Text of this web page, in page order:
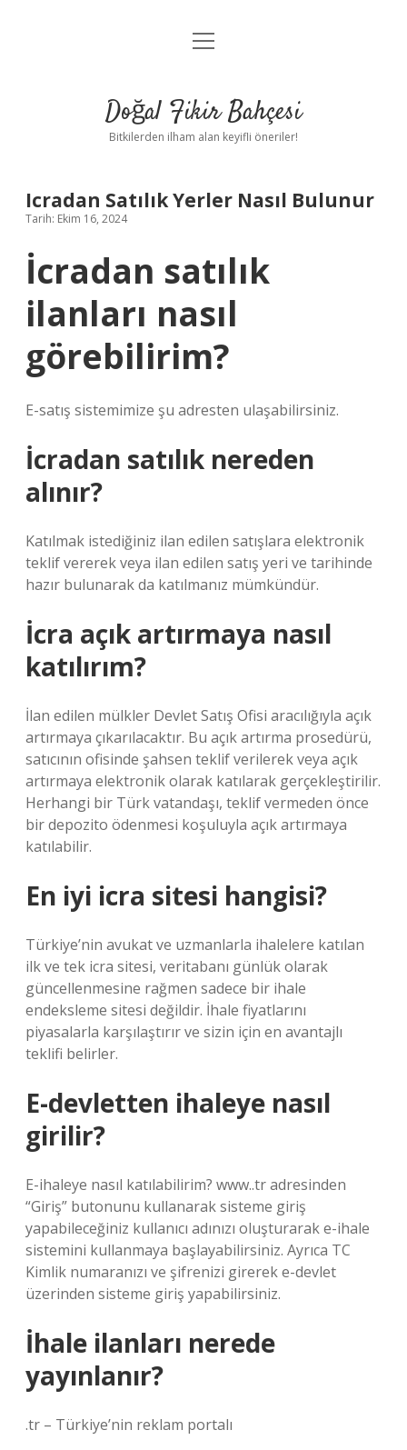
Anasayfa
Yasal Uyarı
menüyü
Doğal Fikir Bahçesi
Bitkilerden ilham alan keyifli öneriler!
Icradan Satılık Yerler Nasıl Bulunur
Tarih: Ekim 16, 2024
İcradan satılık
ilanları nasıl
görebilirim?
E-satış sistemimize şu adresten ulaşabilirsiniz.
İcradan satılık nereden
alınır?
Katılmak istediğiniz ilan edilen satışlara elektronik
teklif vererek veya ilan edilen satış yeri ve tarihinde
hazır bulunarak da katılmanız mümkündür.
İcra açık artırmaya nasıl
katılırım?
İlan edilen mülkler Devlet Satış Ofisi aracılığıyla açık
artırmaya çıkarılacaktır. Bu açık artırma prosedürü,
satıcının ofisinde şahsen teklif verilerek veya açık
artırmaya elektronik olarak katılarak gerçekleştirilir.
Herhangi bir Türk vatandaşı, teklif vermeden önce
bir depozito ödenmesi koşuluyla açık artırmaya
katılabilir.
En iyi icra sitesi hangisi?
Türkiye’nin avukat ve uzmanlarla ihalelere katılan
ilk ve tek icra sitesi, veritabanı günlük olarak
güncellenmesine rağmen sadece bir ihale
endeksleme sitesi değildir. İhale fiyatlarını
piyasalarla karşılaştırır ve sizin için en avantajlı
teklifi belirler.
E-devletten ihaleye nasıl
girilir?
E-ihaleye nasıl katılabilirim? www..tr adresinden
“Giriş” butonunu kullanarak sisteme giriş
yapabileceğiniz kullanıcı adınızı oluşturarak e-ihale
sistemini kullanmaya başlayabilirsiniz. Ayrıca TC
Kimlik numaranızı ve şifrenizi girerek e-devlet
üzerinden sisteme giriş yapabilirsiniz.
İhale ilanları nerede
yayınlanır?
.tr – Türkiye’nin reklam portalı